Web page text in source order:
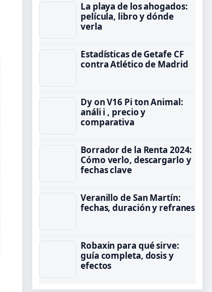
La playa de los ahogados:
película, libro y dónde
verla
Estadísticas de Getafe CF
contra Atlético de Madrid
Dy on V16 Pi ton Animal:
análi i , precio y
comparativa
Borrador de la Renta 2024:
Cómo verlo, descargarlo y
fechas clave
Veranillo de San Martín:
fechas, duración y refranes
Robaxin para qué sirve:
guía completa, dosis y
efectos